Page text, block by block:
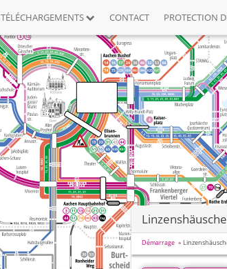
TÉLÉCHARGEMENTS CONTACT PROTECTION
Démarrage